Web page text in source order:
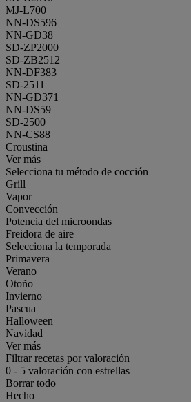
MJ-L700
NN-DS596
NN-GD38
SD-ZP2000
SD-ZB2512
NN-DF383
SD-2511
NN-GD371
NN-DS59
SD-2500
NN-CS88
Croustina
Ver más
Selecciona tu método de cocción
Grill
Vapor
Convección
Potencia del microondas
Freidora de aire
Selecciona la temporada
Primavera
Verano
Otoño
Invierno
Pascua
Halloween
Navidad
Ver más
Filtrar recetas por valoración
0 - 5 valoración con estrellas
Borrar todo
Hecho